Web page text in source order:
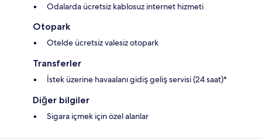
Odalarda ücretsiz kablosuz internet hizmeti
Otopark
Otelde ücretsiz valesiz otopark
Transferler
İstek üzerine havaalanı gidiş geliş servisi (24 saat)*
Diğer bilgiler
Sigara içmek için özel alanlar